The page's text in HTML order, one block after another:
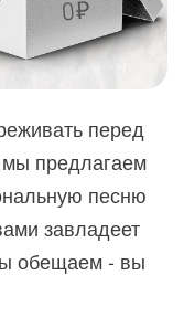
перед
предлагаем
песню
завладеет
обещаем - вы